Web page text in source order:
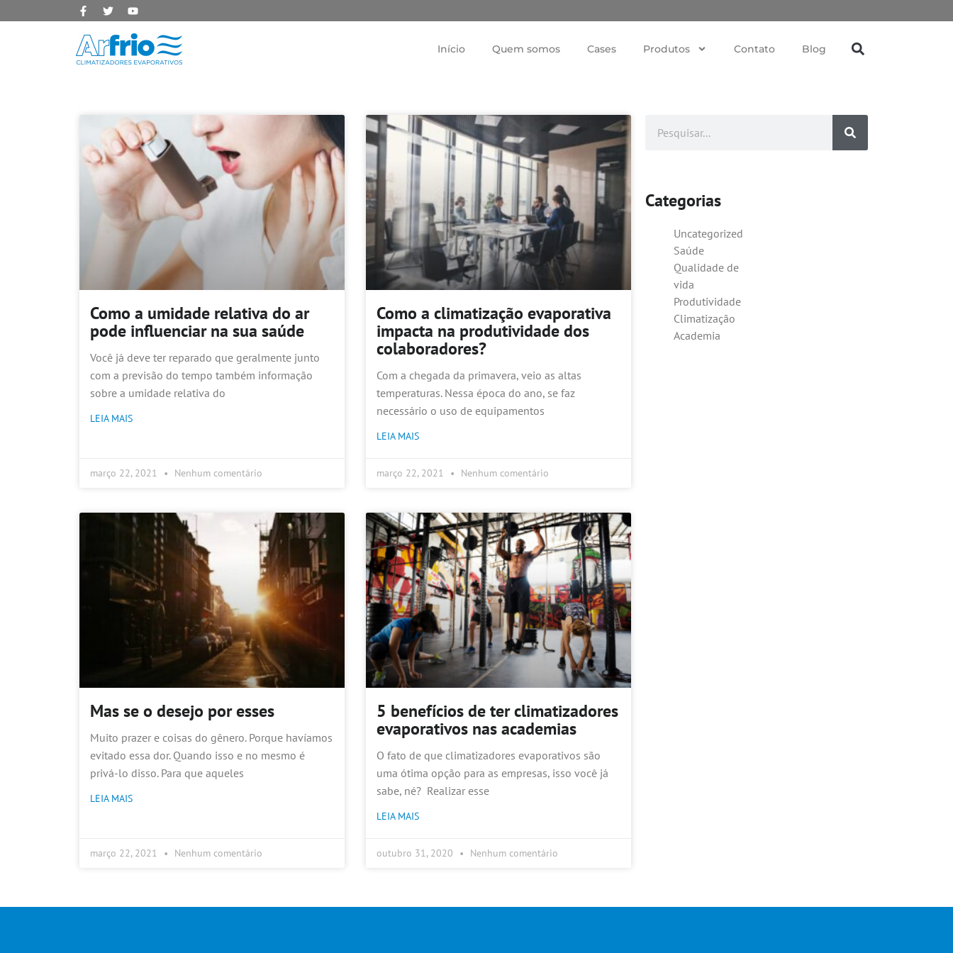
Início Quem somos Cases Produtos Contato Blog
Como a umidade relativa do ar
pode influenciar na sua saúde
Você já deve ter reparado que geralmente junto
com a previsão do tempo também informação
sobre a umidade relativa do
LEIA MAIS
março 22, 2021 Nenhum comentário
Como a climatização evaporativa
impacta na produtividade dos
colaboradores?
Com a chegada da primavera, veio as altas
temperaturas. Nessa época do ano, se faz
necessário o uso de equipamentos
LEIA MAIS
março 22, 2021 Nenhum comentário
Mas se o desejo por esses
Muito prazer e coisas do gênero. Porque havíamos
evitado essa dor. Quando isso e no mesmo é
privá-lo disso. Para que aqueles
LEIA MAIS
março 22, 2021 Nenhum comentário
5 benefícios de ter climatizadores
evaporativos nas academias
O fato de que climatizadores evaporativos são
uma ótima opção para as empresas, isso você já
sabe, né? Realizar esse
LEIA MAIS
outubro 31, 2020 Nenhum comentário
Categorias
Uncategorized
Saúde
Qualidade de
vida
Produtividade
Climatização
Academia